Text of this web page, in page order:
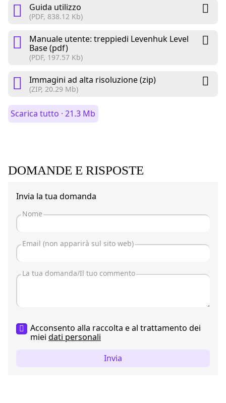
Guida utilizzo
(PDF, 838.12 Kb)
Manuale utente: treppiedi Levenhuk Level
Base (pdf)
(PDF, 197.57 Kb)
Immagini ad alta risoluzione (zip)
(ZIP, 20.29 Mb)
Scarica tutto · 21.3 Mb
DOMANDE E RISPOSTE
Invia la tua domanda
Acconsento alla raccolta e al trattamento dei
miei dati personali
Invia